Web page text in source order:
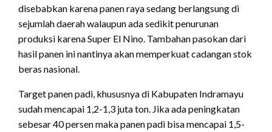
disebabkan karena panen raya sedang berlangsung di
sejumlah daerah walaupun ada sedikit penurunan
produksi karena Super El Nino. Tambahan pasokan dari
hasil panen ini nantinya akan memperkuat cadangan stok
beras nasional.
Target panen padi, khususnya di Kabupaten Indramayu
sudah mencapai 1,2-1,3 juta ton. Jika ada peningkatan
sebesar 40 persen maka panen padi bisa mencapai 1,5-